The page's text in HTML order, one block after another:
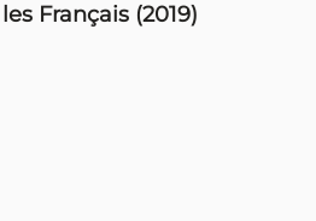
Français (2019)